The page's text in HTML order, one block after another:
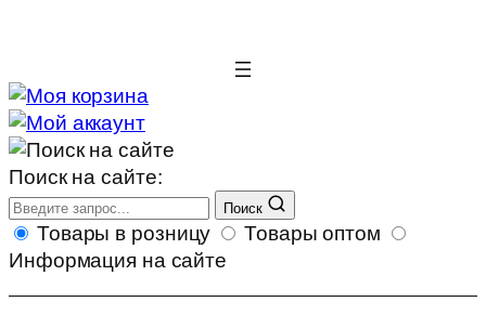
Поиск на сайте:
Поиск
Товары в розницу
Товары оптом
Информация на сайте